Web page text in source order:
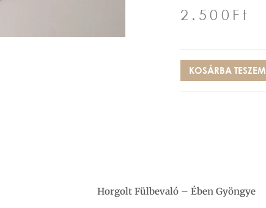
2.500 Ft
KOSÁRBA TESZEM
Horgolt Fülbevaló – Ében Gyöngye